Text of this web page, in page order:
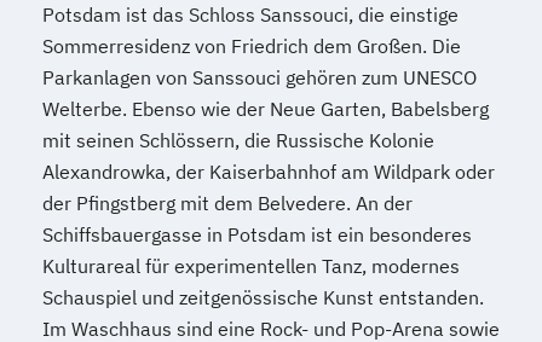
Potsdam ist das Schloss Sanssouci, die einstige
Sommerresidenz von Friedrich dem Großen. Die
Parkanlagen von Sanssouci gehören zum UNESCO
Welterbe. Ebenso wie der Neue Garten, Babelsberg
mit seinen Schlössern, die Russische Kolonie
Alexandrowka, der Kaiserbahnhof am Wildpark oder
der Pfingstberg mit dem Belvedere. An der
Schiffsbauergasse in Potsdam ist ein besonderes
Kulturareal für experimentellen Tanz, modernes
Schauspiel und zeitgenössische Kunst entstanden.
Im Waschhaus sind eine Rock- und Pop-Arena sowie